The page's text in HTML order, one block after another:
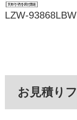
LZW-93868LBW
お見積り